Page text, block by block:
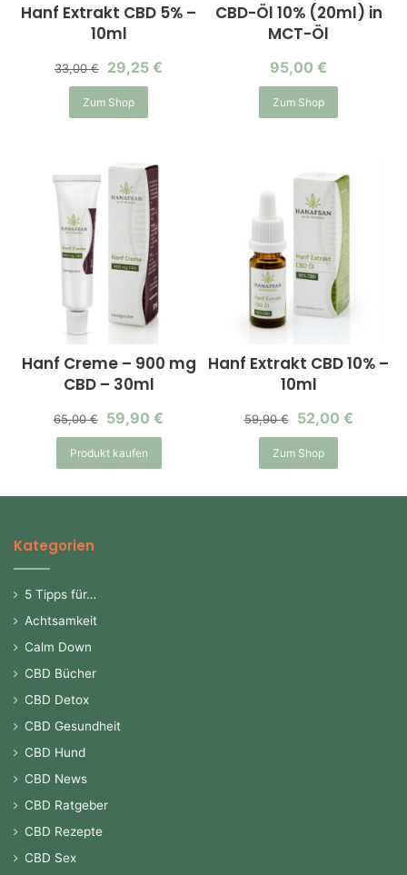
Hanf Extrakt CBD 5% –
10ml
33,00€ 29,25 €
Zum Shop
CBD-Öl 10% (20ml) in
MCT-Öl
95,00 €
Zum Shop
Hanf Creme – 900 mg
CBD – 30ml
65,00€ 59,90 €
Produkt kaufen
Hanf Extrakt CBD 10% –
10ml
59,90€ 52,00 €
Zum Shop
Kategorien
5 Tipps für…
Achtsamkeit
Calm Down
CBD Bücher
CBD Detox
CBD Gesundheit
CBD Hund
CBD News
CBD Ratgeber
CBD Rezepte
CBD Sex